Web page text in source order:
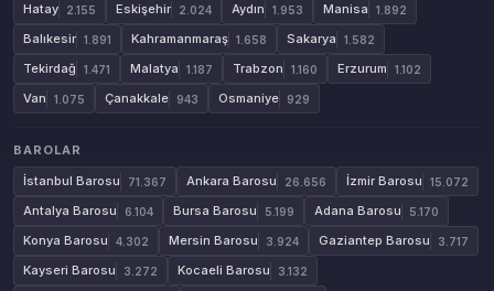
Hatay 2.155 Eskişehir 2.024 Aydın 1.953 Manisa 1.892
Balıkesir 1.891 Kahramanmaraş 1.658 Sakarya 1.582
Tekirdağ 1.471 Malatya 1.187 Trabzon 1.160 Erzurum 1.102
Van 1.075 Çanakkale 943 Osmaniye 929
BAROLAR
İstanbul Barosu
71.367 Ankara Barosu 26.656 İzmir Barosu 15.072
Antalya Barosu 6.104 Bursa Barosu 5.199 Adana Barosu 5.170
Konya Barosu 4.302 Mersin Barosu 3.924 Gaziantep Barosu 3.717
Kayseri Barosu 3.272 Kocaeli Barosu 3.132